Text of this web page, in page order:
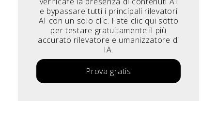
e bypassare tutti i principali rilevatori
AI con un solo clic. Fate clic qui sotto
per testare gratuitamente il più
accurato rilevatore e umanizzatore di
IA.
Prova gratis